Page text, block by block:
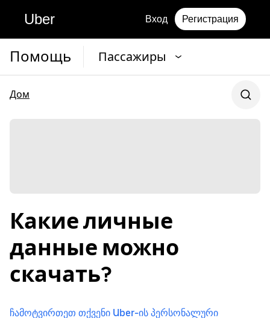
Uber Вход Регистрация
Помощь Пассажиры
Дом
Какие личные
данные можно
скачать?
ჩამოტვირთეთ თქვენი Uber-ის პერსონალური